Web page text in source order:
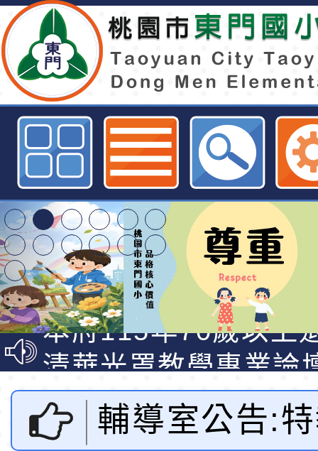
特教知能研習-高榮國小-桃園市東
轉知臺中市政府政風
光城市手牽手，綠能
走」動畫影片
本府115年70歲以上
員健康講座「吃得安
心」，請退休同仁踴
清華光罩教學專業論
動時代中的好老師：
教師韌性
轉環境部「淨零綠領
程」
轉農業部桃園區農業
輔導室公告: